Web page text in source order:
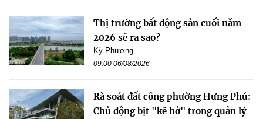
Thị trường bất động sản cuối năm
2026 sẽ ra sao?
Kỳ Phương
09:00 06/08/2026
Rà soát đất công phường Hưng Phú:
Chủ động bịt "kẽ hở" trong quản lý